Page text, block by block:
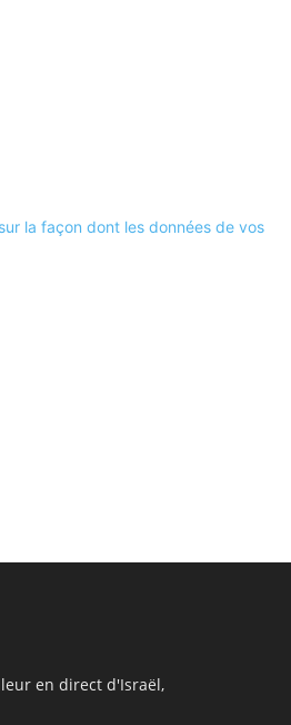
la façon dont les données de vos
en direct d'Israël,